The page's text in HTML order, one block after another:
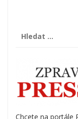
Chcete na portále